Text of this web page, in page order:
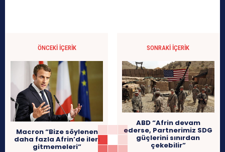
ÖNCEKI İÇERIK
Macron “Bize söylenen
daha fazla Afrin’de ileri
gitmemeleri”
SONRAKI İÇERIK
ABD “Afrin devam
ederse, Partnerimiz SDG
güçlerini sınırdan
çekebilir”